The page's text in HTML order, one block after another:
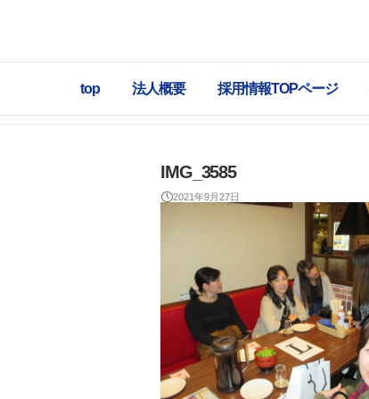
top 法人概要 採用情報TOPページ
IMG_3585
2021年9月27日